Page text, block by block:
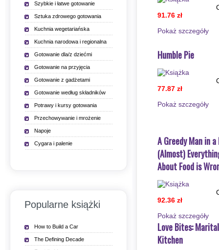
91.76 zł
Pokaż szczegόły
Humble Pie
77.87 zł
Pokaż szczegόły
A Greedy Man in
(Almost)
About Food is
92.36 zł
Pokaż szczegόły
Love Bites:
Kitchen
Szybkie i łatwe gotowanie
Sztuka zdrowego gotowania
Kuchnia wegetariańska
Kuchnia narodowa i regionalna
Gotowanie dla/z dziećmi
Gotowanie na przyjęcia
Gotowanie z gadżetami
Gotowanie według składników
Potrawy i kursy gotowania
Przechowywanie i mrożenie
Napoje
Cygara i palenie
Popularne książki
How to Build a Car
The Defining Decade